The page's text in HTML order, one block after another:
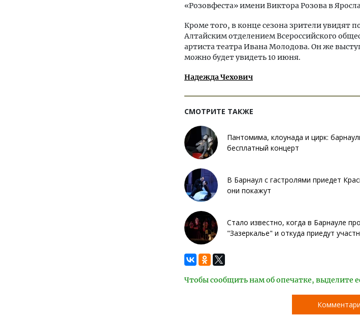
«Розовфеста» имени Виктора Розова в
Кроме того, в конце сезона зрители увидят
Алтайским отделением Всероссийского
артиста театра Ивана Молодова. Он же
можно будет увидеть 10 июня.
Надежда Чехович
СМОТРИТЕ ТАКЖЕ
Пантомима, клоунада и цирк:
бесплатный концерт
В Барнаул с гастролями приедет
они покажут
Стало известно, когда в Барнауле
"Зазеркалье" и откуда приедут
Чтобы сообщить нам об опечатке,